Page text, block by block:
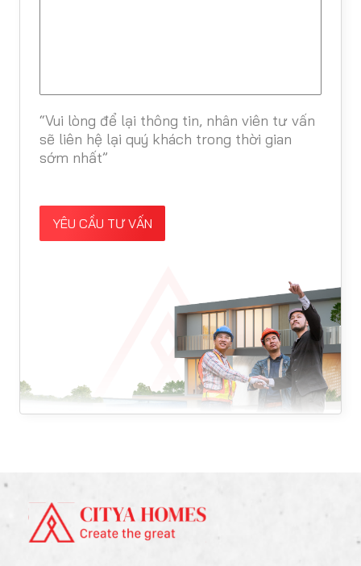
“Vui lòng để lại thông tin, nhân viên tư vấn
sẽ liên hệ lại quý khách trong thời gian
sớm nhất”